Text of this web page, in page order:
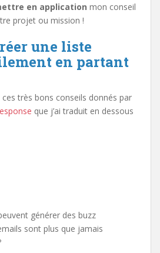
en application mon conseil
projet ou mission !
une liste
en partant
ces très bons conseils donnés par
que j’ai traduit en dessous
générer des buzz
sont plus que jamais